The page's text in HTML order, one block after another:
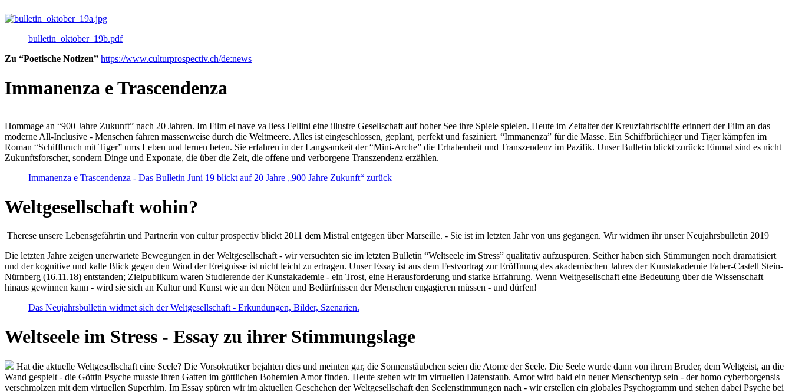
bulletin_oktober_19b.pdf
Zu “Poetische Notizen” https://www.culturprospectiv.ch/de:news
Immanenza e Trascendenza
Hommage an “900 Jahre Zukunft” nach 20 Jahren. Im Film el nave va liess Fellini eine illustre Gesellschaft auf hoher See ihre Spiele spielen. Heute im Zeitalter der Kreuzfahrtschiffe erinnert der Film an das
moderne All-Inclusive - Menschen fahren massenweise durch die Weltmeere. Alles ist eingeschlossen, geplant, perfekt und fasziniert. “Immanenza” für die Masse. Ein Schiffbrüchiger und Tiger kämpfen im
Roman “Schiffbruch mit Tiger” ums Leben und lernen beten. Sie erfahren in der Langsamkeit der “Mini-Arche” die Erhabenheit und Transzendenz im Pazifik. Unser Bulletin blickt zurück: Einmal sind es nicht
Zukunftsforscher, sondern Dinge und Exponate, die über die Zeit, die offene und verborgene Transzendenz erzählen.
Immanenza e Trascendenza - Das Bulletin Juni 19 blickt auf 20 Jahre „900 Jahre Zukunft“ zurück
Weltgesellschaft wohin?
Therese unsere Lebensgefährtin und Partnerin von cultur prospectiv blickt 2011 dem Mistral entgegen über Marseille. - Sie ist im letzten Jahr von uns gegangen. Wir widmen ihr unser Neujahrsbulletin 2019
Die letzten Jahre zeigen unerwartete Bewegungen in der Weltgesellschaft - wir versuchten sie im letzten Bulletin “Weltseele im Stress” qualitativ aufzuspüren. Seither haben sich Stimmungen noch dramatisiert
und der kognitive und kalte Blick gegen den Wind der Ereignisse ist nicht leicht zu ertragen. Unser Essay ist aus dem Festvortrag zur Eröffnung des akademischen Jahres der Kunstakademie Faber-Castell Stein-
Nürnberg (16.11.18) entstanden; Zielpublikum waren Studierende der Kunstakademie - ein Trost, eine Herausforderung und starke Erfahrung. Wenn Weltgesellschaft eine Bedeutung über die Wissenschaft
hinaus gewinnen kann - wird sie sich an Kultur und Kunst wie an den Nöten und Bedürfnissen der Menschen engagieren müssen - und dürfen!
Das Neujahrsbulletin widmet sich der Weltgesellschaft - Erkundungen, Bilder, Szenarien.
Weltseele im Stress - Essay zu ihrer Stimmungslage
Hat die aktuelle Weltgesellschaft eine Seele? Die Vorsokratiker bejahten dies und meinten gar, die Sonnenstäubchen seien die Atome der Seele. Die Seele wurde dann von ihrem Bruder, dem Weltgeist, an die
Wand gespielt - die Göttin Psyche musste ihren Gatten im göttlichen Bohemien Amor finden. Heute stehen wir im virtuellen Datenstaub. Amor wird bald ein neuer Menschentyp sein - der homo cyberborgensis
verschmolzen mit dem virtuellen Superhirn. Im Essay spüren wir im aktuellen Geschehen der Weltgesellschaft den Seelenstimmungen nach - wir erstellen ein globales Psychogramm und stehen dabei Psyche bei